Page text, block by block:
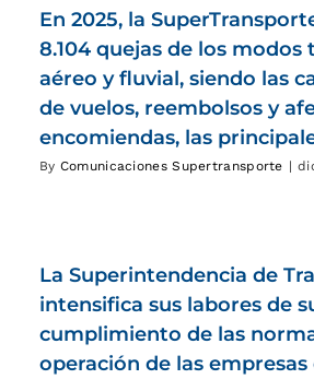
En 2025, la
8.104 quejas de los modos
aéreo y fluvial, siendo las
de vuelos, reembolsos y
encomiendas, las
By Comunicaciones Supertransporte |
La Superintendencia de
intensifica sus labores de
cumplimiento de las
operación de las